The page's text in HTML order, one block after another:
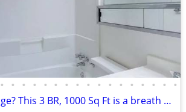
• • • • • • • • • • • • • • • • •
Ready for a change? This 3 BR, 1000 Sq Ft is a breath of fresh air.